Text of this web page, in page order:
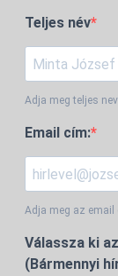
Teljes név
Adja meg teljes
Email cím:
Adja meg az email
Válassza ki
(Bármennyi